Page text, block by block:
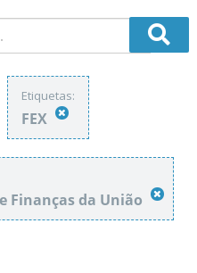
Etiquetas:
FEX
Finanças da União